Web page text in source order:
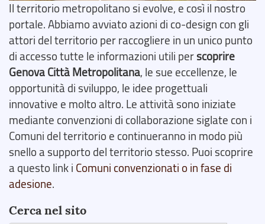
Il territorio metropolitano si evolve, e così il nostro
portale. Abbiamo avviato azioni di co-design con gli
attori del territorio per raccogliere in un unico punto
di accesso tutte le informazioni utili perscoprire
Genova Città Metropolitana, le sue eccellenze, le
opportunità di sviluppo, le idee progettuali
innovative e molto altro. Le attività sono iniziate
mediante convenzioni di collaborazione siglate con i
Comuni del territorio e continueranno in modo più
snello a supporto del territorio stesso. Puoi scoprire
a questo link i Comuni convenzionati o in fase di
adesione.
Cerca nel sito